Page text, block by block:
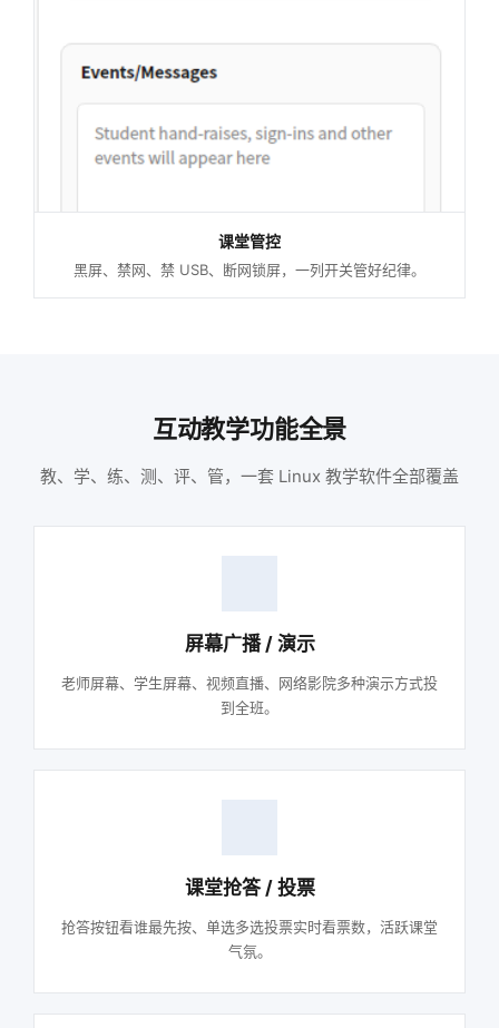
课堂管控
黑屏、禁网、禁 USB、断网锁屏，一列开关管好纪律。
互动教学功能全景
教、学、练、测、评、管，一套 Linux 教学软件全部覆盖
屏幕广播 / 演示
老师屏幕、学生屏幕、视频直播、网络影院多种演示方式投
到全班。
课堂抢答 / 投票
抢答按钮看谁最先按、单选多选投票实时看票数，活跃课堂
气氛。